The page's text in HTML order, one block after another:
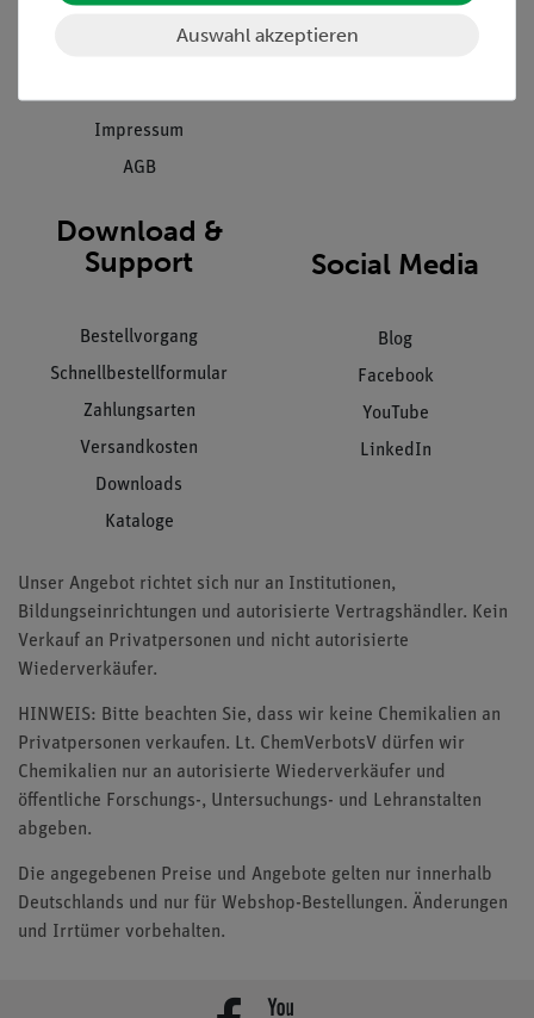
Impressum
AGB
Inbetriebnahme & Schulungen
Kundendienst
Download &
Support
Bestellvorgang
Schnellbestellformular
Zahlungsarten
Versandkosten
Downloads
Kataloge
Social Media
Blog
Facebook
YouTube
LinkedIn
Unser Angebot richtet sich nur an Institutionen,
Bildungseinrichtungen und autorisierte Vertragshändler. Kein
Verkauf an Privatpersonen und nicht autorisierte
Wiederverkäufer.
HINWEIS: Bitte beachten Sie, dass wir keine Chemikalien an
Privatpersonen verkaufen. Lt. ChemVerbotsV dürfen wir
Chemikalien nur an autorisierte Wiederverkäufer und
öffentliche Forschungs-, Untersuchungs- und Lehranstalten
abgeben.
Die angegebenen Preise und Angebote gelten nur innerhalb
Deutschlands und nur für Webshop-Bestellungen. Änderungen
und Irrtümer vorbehalten.
Auswahl akzeptieren